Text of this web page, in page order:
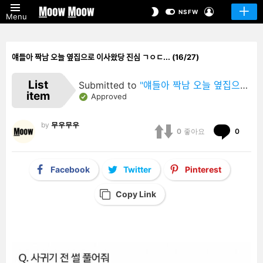
Menu
SWITCHNSFW
얘들아 짝남 오늘 옆집으로 이사왔당 진심 ㄱㅇㄷ... (16/27)
List
item
Submitted to "얘들아 짝남 오늘 옆집으로 이사왔당 진심 ㄱㅇㄷ…"
Approved
by 무우무우
0 좋아요 0
Facebook Twitter Pinterest
Copy Link